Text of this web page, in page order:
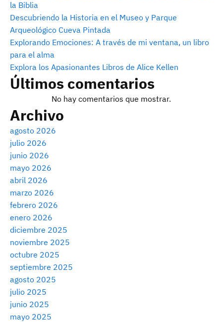
la Biblia
Descubriendo la Historia en el Museo y Parque
Arqueológico Cueva Pintada
Explorando Emociones: A través de mi ventana, un libro
para el alma
Explora los Apasionantes Libros de Alice Kellen
Últimos comentarios
No hay comentarios que mostrar.
Archivo
agosto 2026
julio 2026
junio 2026
mayo 2026
abril 2026
marzo 2026
febrero 2026
enero 2026
diciembre 2025
noviembre 2025
octubre 2025
septiembre 2025
agosto 2025
julio 2025
junio 2025
mayo 2025